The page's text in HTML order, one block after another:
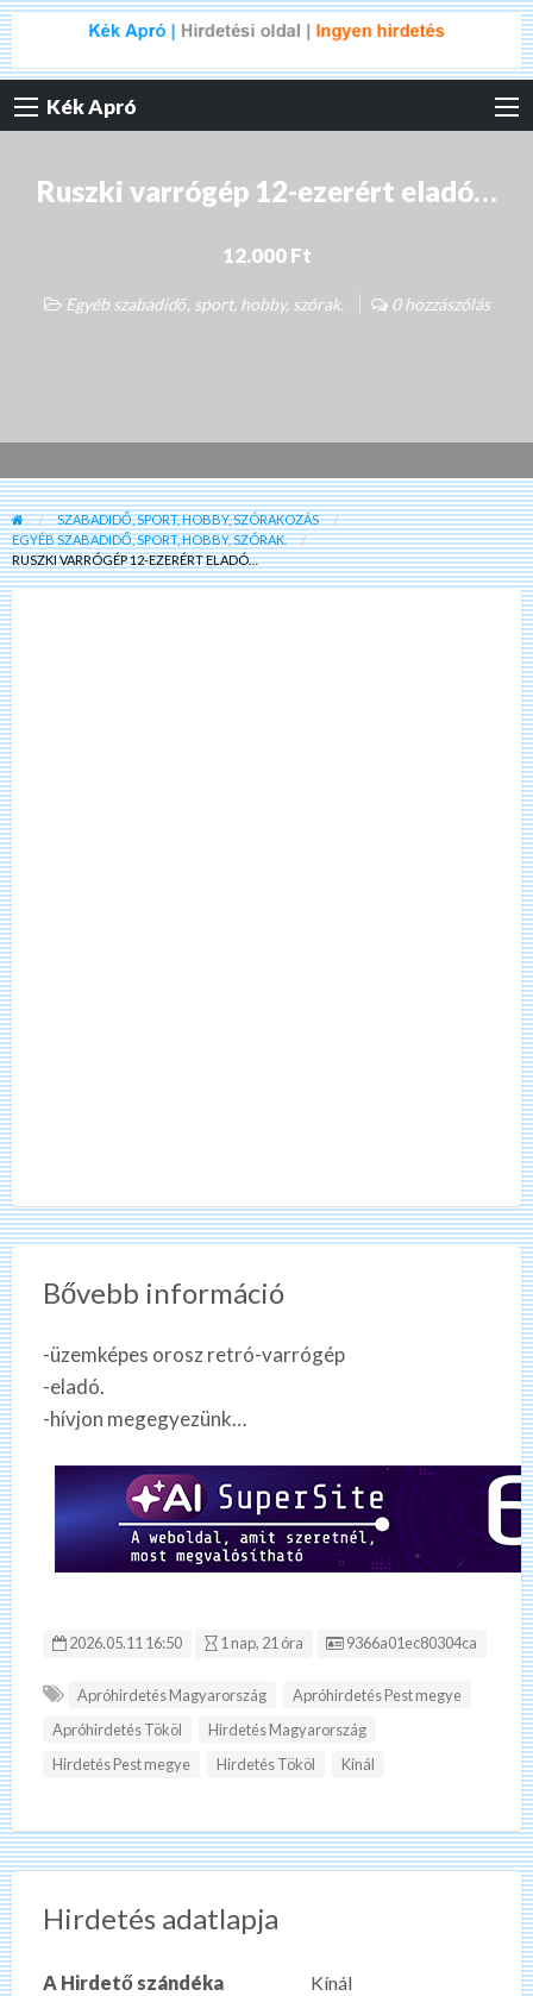
Kék Apró
Ruszki varrógép 12-ezerért eladó…
12.000 Ft
Egyéb szabadidő, sport, hobby, szórak. 0 hozzászólás
SZABADIDŐ, SPORT, HOBBY, SZÓRAKOZÁS
EGYÉB SZABADIDŐ, SPORT, HOBBY, SZÓRAK.
RUSZKI VARRÓGÉP 12-EZERÉRT ELADÓ…
Bővebb információ
-üzemképes orosz retró-varrógép
-eladó.
-hívjon megegyezünk…
2026.05.11 16:50 1 nap, 21 óra Hirdetés ID:
9366a01ec80304ca
Apróhirdetés Magyarország
Apróhirdetés Pest megye
Apróhirdetés Tököl
Hirdetés Magyarország
Hirdetés Pest megye
Hirdetés Tököl Kínál
Hirdetés adatlapja
A Hirdető szándéka
Kínál